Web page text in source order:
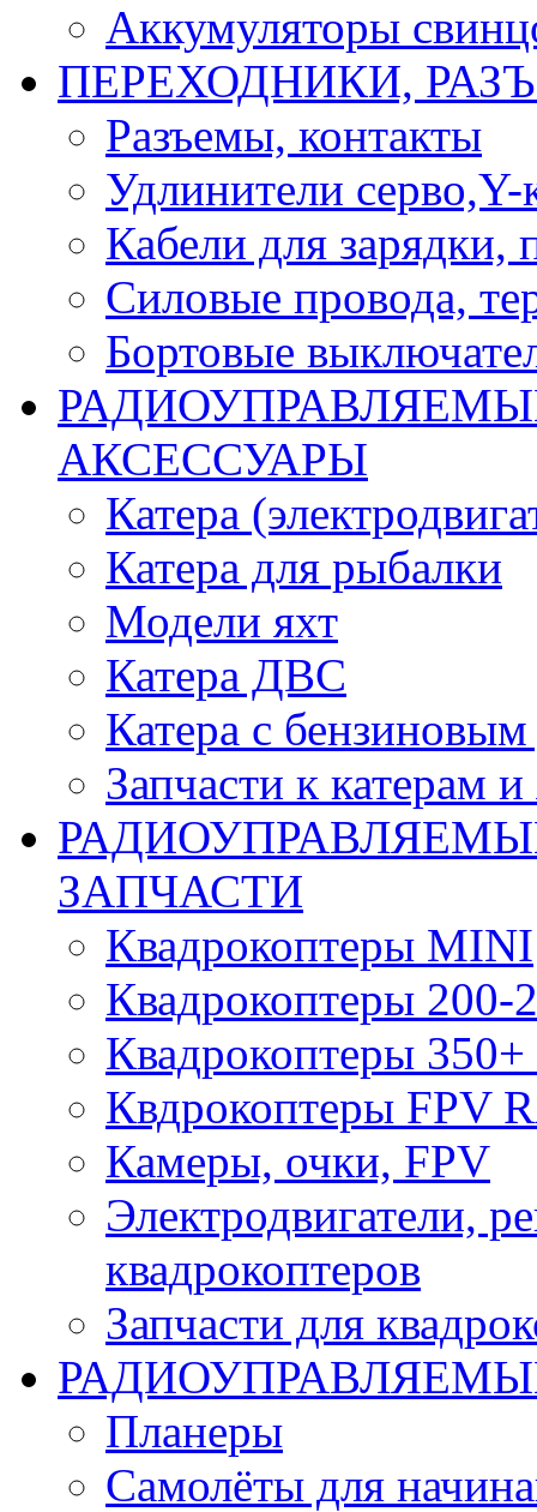
Аккумуляторы
ПЕРЕХОДНИКИ,
Разъемы, контакты
Удлинители серво,Y-
Кабели для зарядки,
Силовые провода,
Бортовые
АКСЕССУАРЫ
Катера
Катера для рыбалки
Модели яхт
Катера ДВС
Катера с бензиновым
Запчасти к катерам
ЗАПЧАСТИ
Квадрокоптеры MINI
Квадрокоптеры 200-
Квадрокоптеры 350+
Квдрокоптеры FPV
Камеры, очки, FPV
Электродвигатели,
квадрокоптеров
Запчасти для
Планеры
Самолёты для